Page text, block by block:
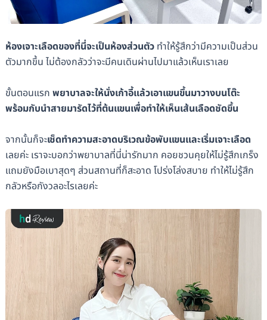
ห้องเจาะเลือดของที่นี่จะเป็นห้องส่วนตัวทำให้รู้สึกว่ามีความเป็นส่วน
ตัวมากขึ้น ไม่ต้องกลัวว่าจะมีคนเดินผ่านไปมาแล้วเห็นเราเลย
ขั้นตอนแรก พยาบาลจะให้นั่งเก้าอี้แล้วเอาแขนขึ้นมาวางบนโต๊ะ
พร้อมกับนำสายมารัดไว้ที่ต้นแขนเพื่อทำให้เห็นเส้นเลือดชัดขึ้น
จากนั้นก็จะเช็ดทำความสะอาดบริเวณข้อพับแขนและเริ่มเจาะเลือด
เลยค่ะ เราจะบอกว่าพยาบาลที่นี่น่ารักมาก คอยชวนคุยให้ไม่รู้สึกเกร็ง
แถมยังมือเบาสุดๆ ส่วนสถานที่ก็สะอาด โปร่งโล่งสบาย ทำให้ไม่รู้สึก
กลัวหรือกังวลอะไรเลยค่ะ